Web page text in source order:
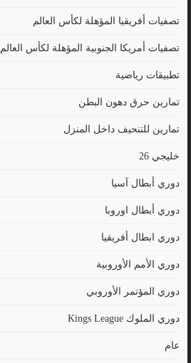
تصفيات أفريقيا المؤهلة لكأس العالم
تصفيات أمريكا الجنوبية المؤهلة لكأس العالم
تطبيقات رياضية
تمارين حرق دهون البطن
تمارين للتنحيف داخل المنزل
خليجي 26
دوري أبطال آسيا
دوري أبطال اوروبا
دوري ابطال أفريقيا
دوري الأمم الأوروبية
دوري المؤتمر الأوروبي
دوري الملوك Kings League
عام